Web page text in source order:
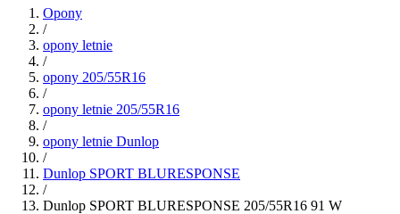
Opony
/
opony letnie
/
opony 205/55R16
/
opony letnie 205/55R16
/
opony letnie Dunlop
/
Dunlop SPORT BLURESPONSE
/
Dunlop SPORT BLURESPONSE 205/55R16 91 W